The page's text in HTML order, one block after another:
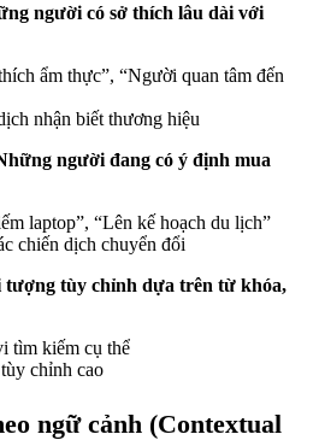
người có sở thích lâu dài với
ẩm thực”, “Người quan tâm đến
nhận biết thương hiệu
người đang có ý định mua
laptop”, “Lên kế hoạch du lịch”
chiến dịch chuyển đổi
tượng tùy chỉnh dựa trên từ khóa,
tìm kiếm cụ thể
chỉnh cao
ngữ cảnh (Contextual